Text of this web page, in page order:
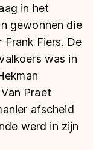
in het
gewonnen die
Fiers. De
was in
Praet
afscheid
werd in zijn